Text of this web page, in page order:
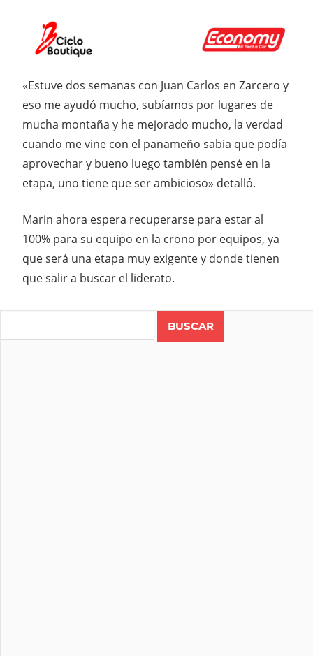
«Estuve dos semanas con Juan Carlos en Zarcero y
eso me ayudó mucho, subíamos por lugares de
mucha montaña y he mejorado mucho, la verdad
cuando me vine con el panameño sabia que podía
aprovechar y bueno luego también pensé en la
etapa, uno tiene que ser ambicioso» detalló.
Marin ahora espera recuperarse para estar al
100% para su equipo en la crono por equipos, ya
que será una etapa muy exigente y donde tienen
que salir a buscar el liderato.